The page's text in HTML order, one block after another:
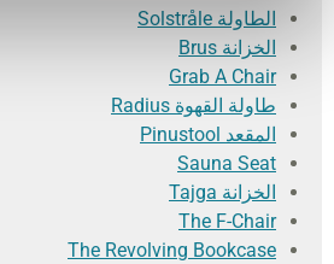
الطاولة Solstråle
الخزانة Brus
Grab A Chair
طاولة القهوة Radius
المقعد Pinustool
Sauna Seat
الخزانة Tajga
The F-Chair
The Revolving Bookcase